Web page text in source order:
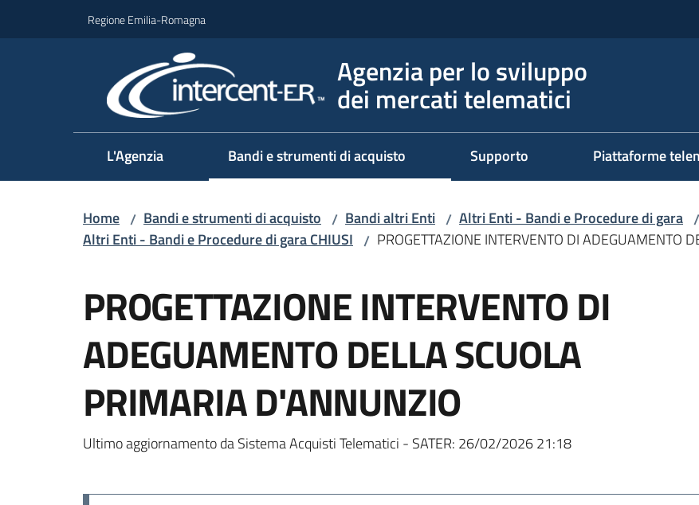
Regione Emilia-Romagna
Agenzia per lo sviluppo
dei mercati telematici
L'Agenzia Bandi e strumenti di acquisto Supporto Piattaforme
Home / Bandi e strumenti di acquisto / Bandi altri Enti / Altri Enti - Bandi e Procedure di gara /
Altri Enti - Bandi e Procedure di gara CHIUSI / PROGETTAZIONE INTERVENTO DI ADEGUAMENTO
PROGETTAZIONE INTERVENTO DI
ADEGUAMENTO DELLA SCUOLA
PRIMARIA D'ANNUNZIO
Ultimo aggiornamento da Sistema Acquisti Telematici - SATER: 26/02/2026 21:18